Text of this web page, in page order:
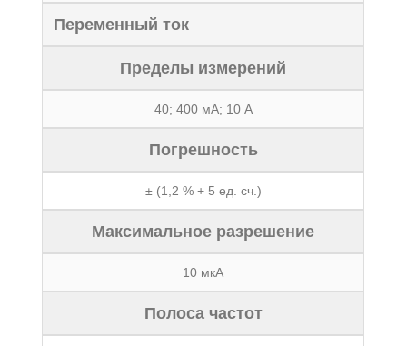
Переменный ток
Пределы измерений
40; 400 мА; 10 А
Погрешность
± (1,2 % + 5 ед. сч.)
Максимальное разрешение
10 мкА
Полоса частот